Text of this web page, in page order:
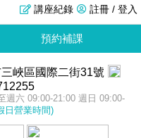
註冊 / 登入
講座紀錄
預約補課
峽區國際二街31號
週六 09:00-21:00 週日 09:00-
日營業時間)